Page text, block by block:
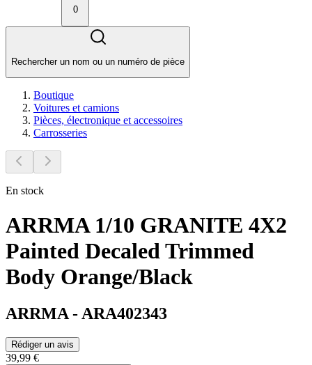
0
Rechercher un nom ou un numéro de pièce
Boutique
Voitures et camions
Pièces, électronique et accessoires
Carrosseries
En stock
ARRMA 1/10 GRANITE 4X2
Painted Decaled Trimmed
Body Orange/Black
ARRMA - ARA402343
Rédiger un avis
39,99 €